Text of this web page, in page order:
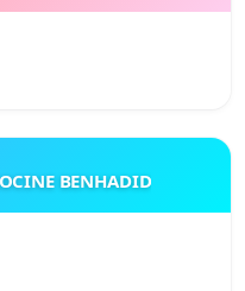
BENHADID